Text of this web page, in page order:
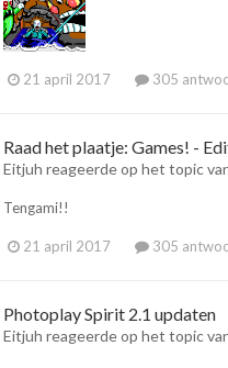
21 april 2017 305
Raad het plaatje: Games! -
Eitjuh reageerde op het topic
Tengami!!
21 april 2017 305
Photoplay Spirit 2.1 updaten
Eitjuh reageerde op het topic